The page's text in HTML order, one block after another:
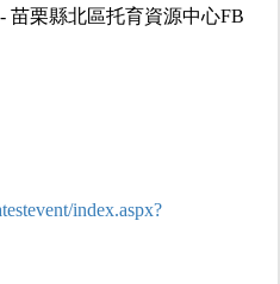
苗栗縣北區托育資源中心FB
index.aspx?